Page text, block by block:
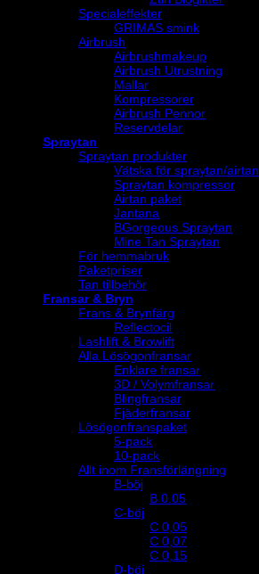
Specialeffekter
GRIMAS smink
Airbrush
Airbrushmakeup
Airbrush Utrustning
Mallar
Kompressorer
Airbrush Pennor
Reservdelar
Spraytan
Spraytan produkter
Vätska för spraytan/airtan
Spraytan kompressor
Airtan paket
Jantana
BGorgeous Spraytan
Mine Tan Spraytan
För hemmabruk
Paketpriser
Tan tillbehör
Fransar & Bryn
Frans & Brynfärg
Reflectocil
Lashlift & Browlift
Alla Lösögonfransar
Enklare fransar
3D / Volymfransar
Blingfransar
Fjäderfransar
Lösögonfranspaket
5-pack
10-pack
Allt inom Fransförlängning
B-böj
B 0.05
C-böj
C 0,05
C 0,07
C 0,15
D-böj